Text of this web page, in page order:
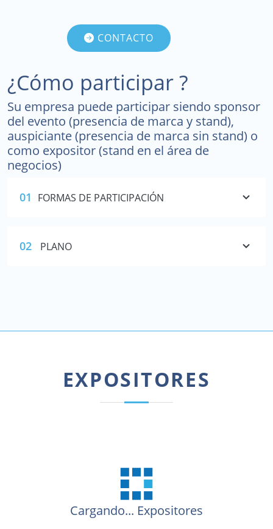
¿Cómo participar ?
Su empresa puede participar siendo sponsor
del evento (presencia de marca y stand),
auspiciante (presencia de marca sin stand) o
como expositor (stand en el área de
negocios)
01 FORMAS DE PARTICIPACIÓN
02 PLANO
CONTACTO
EXPOSITORES
Cargando... Expositores